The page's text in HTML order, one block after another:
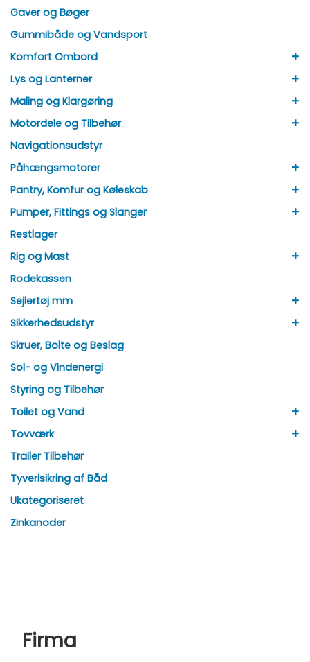
Gaver og Bøger
Gummibåde og Vandsport
Komfort Ombord
+
Lys og Lanterner +
Maling og Klargøring +
Motordele og Tilbehør +
Navigationsudstyr
Påhængsmotorer
+
Pantry, Komfur og Køleskab +
Pumper, Fittings og Slanger +
Restlager
Rig og Mast
+
Rodekassen
Sejlertøj mm
+
Sikkerhedsudstyr +
Skruer, Bolte og Beslag
Sol- og Vindenergi
Styring og Tilbehør
Toilet og Vand
+
Tovværk +
Trailer Tilbehør
Tyverisikring af Båd
Ukategoriseret
Zinkanoder
Firma